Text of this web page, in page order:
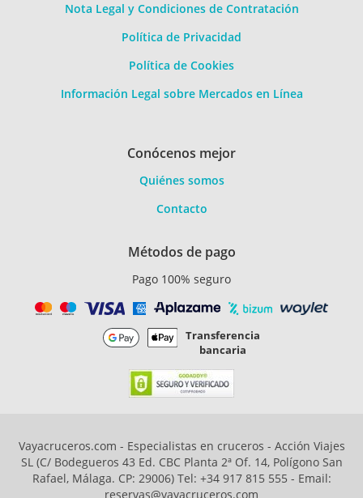
Nota Legal y Condiciones de Contratación
Política de Privacidad
Política de Cookies
Información Legal sobre Mercados en Línea
Conócenos mejor
Quiénes somos
Contacto
Métodos de pago
Pago 100% seguro
Transferencia
bancaria
Vayacruceros.com - Especialistas en cruceros - Acción Viajes
SL (C/ Bodegueros 43 Ed. CBC Planta 2ª Of. 14, Polígono San
Rafael, Málaga. CP: 29006) Tel: +34 917 815 555 - Email:
reservas@vayacruceros.com